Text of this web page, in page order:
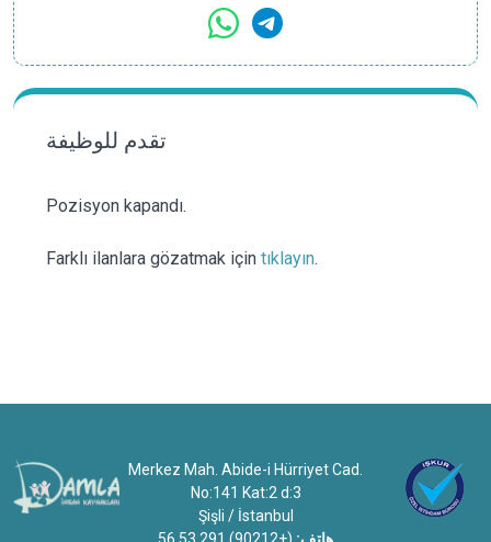
تقدم للوظيفة
Pozisyon kapandı.
Farklı ilanlara gözatmak için tıklayın.
Merkez Mah. Abide-i Hürriyet Cad.
No:141 Kat:2 d:3
Şişli / İstanbul
هاتف: (+90212) 291 53 56